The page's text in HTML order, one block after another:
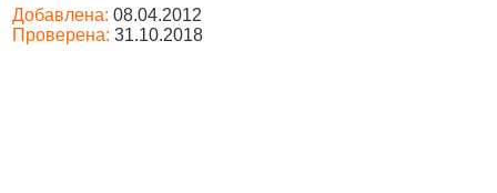
Добавлена: 08.04.2012
Проверена: 31.10.2018